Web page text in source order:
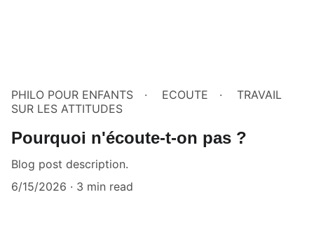
PHILO POUR ENFANTS ECOUTE
TRAVAIL
SUR LES ATTITUDES
Pourquoi n'écoute-t-on pas ?
Blog post description.
6/15/2026
3 min read